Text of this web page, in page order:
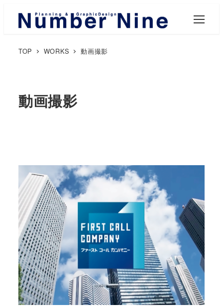
TOP WORKS 動画撮影
動画撮影